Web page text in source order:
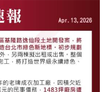
都更」聯貸案 未來興建
月上路 沿線聯開案吸金
市場情報📝 》